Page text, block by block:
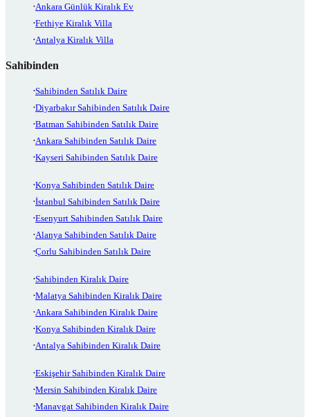
Ankara Günlük Kiralık Ev
Fethiye Kiralık Villa
Antalya Kiralık Villa
Sahibinden
Sahibinden Satılık Daire
Diyarbakır Sahibinden Satılık Daire
Batman Sahibinden Satılık Daire
Ankara Sahibinden Satılık Daire
Kayseri Sahibinden Satılık Daire
Konya Sahibinden Satılık Daire
İstanbul Sahibinden Satılık Daire
Esenyurt Sahibinden Satılık Daire
Alanya Sahibinden Satılık Daire
Çorlu Sahibinden Satılık Daire
Sahibinden Kiralık Daire
Malatya Sahibinden Kiralık Daire
Ankara Sahibinden Kiralık Daire
Konya Sahibinden Kiralık Daire
Antalya Sahibinden Kiralık Daire
Eskişehir Sahibinden Kiralık Daire
Mersin Sahibinden Kiralık Daire
Manavgat Sahibinden Kiralık Daire